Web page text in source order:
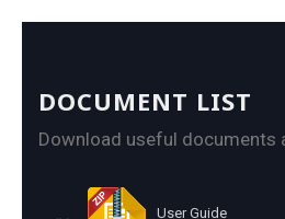
DOCUMENT LIST
Download useful documents
User Guide